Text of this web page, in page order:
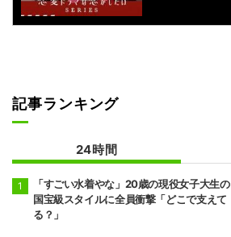
記事ランキング
24時間
「すごい水着やな」20歳の現役女子大生の
国宝級スタイルに全員衝撃「どこで支えて
る？」